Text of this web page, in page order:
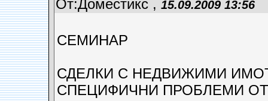
От:Доместикс , 15.09.2009 13:56
СЕМИНАР
СДЕЛКИ С НЕДВИЖИМИ
СПЕЦИФИЧНИ ПРОБЛЕМИ ОТ